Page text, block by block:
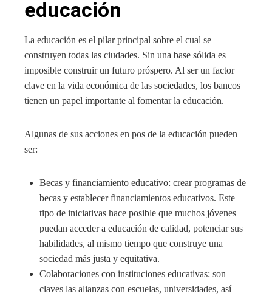
educación
La educación es el pilar principal sobre el cual se
construyen todas las ciudades. Sin una base sólida es
imposible construir un futuro próspero. Al ser un factor
clave en la vida económica de las sociedades, los bancos
tienen un papel importante al fomentar la educación.
Algunas de sus acciones en pos de la educación pueden
ser:
Becas y financiamiento educativo: crear programas de
becas y establecer financiamientos educativos. Este
tipo de iniciativas hace posible que muchos jóvenes
puedan acceder a educación de calidad, potenciar sus
habilidades, al mismo tiempo que construye una
sociedad más justa y equitativa.
Colaboraciones con instituciones educativas: son
claves las alianzas con escuelas, universidades, así